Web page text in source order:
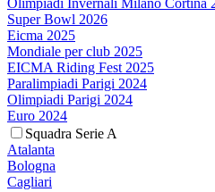
Super Bowl 2026
Eicma 2025
Mondiale per club 2025
EICMA Riding Fest 2025
Paralimpiadi Parigi 2024
Olimpiadi Parigi 2024
Euro 2024
Squadra Serie A
Atalanta
Bologna
Cagliari